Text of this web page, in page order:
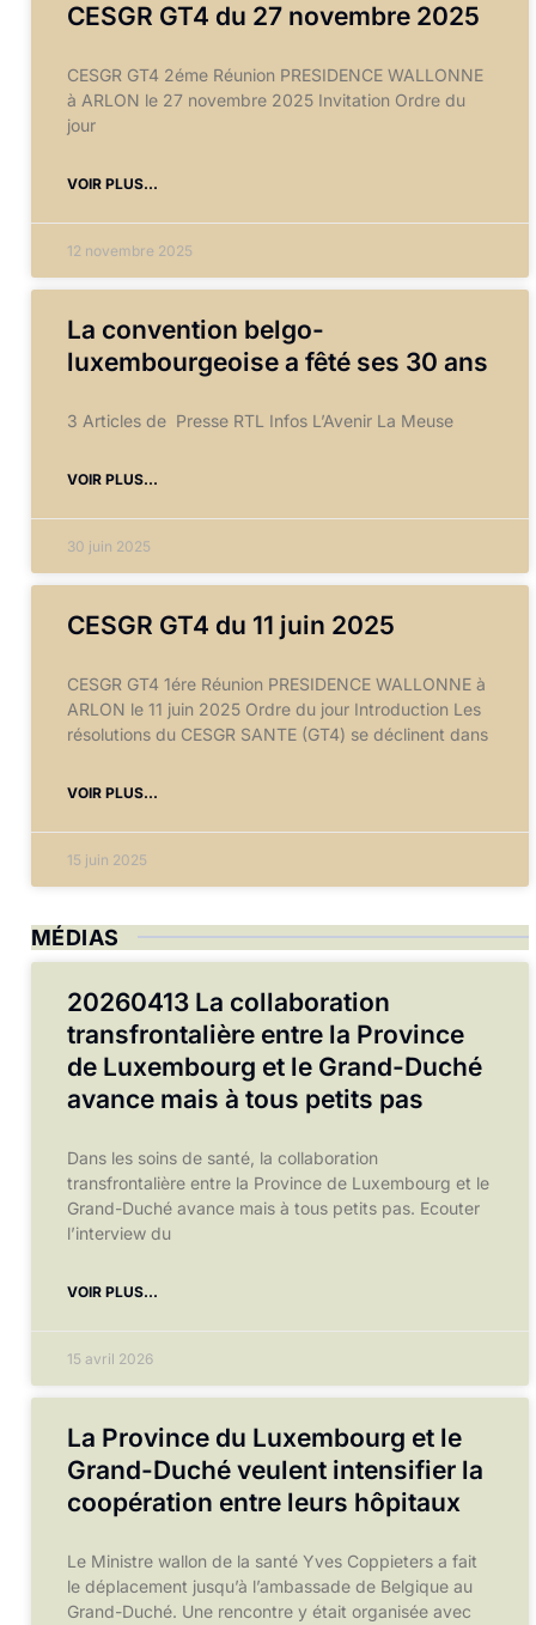
CESGR GT4 du 27 novembre 2025
CESGR GT4 2éme Réunion PRESIDENCE WALLONNE
à ARLON le 27 novembre 2025 Invitation Ordre du
jour
VOIR PLUS...
12 novembre 2025
La convention belgo-
luxembourgeoise a fêté ses 30 ans
3 Articles de Presse RTL Infos L’Avenir La Meuse
VOIR PLUS...
30 juin 2025
CESGR GT4 du 11 juin 2025
CESGR GT4 1ére Réunion PRESIDENCE WALLONNE à
ARLON le 11 juin 2025 Ordre du jour Introduction Les
résolutions du CESGR SANTE (GT4) se déclinent dans
VOIR PLUS...
15 juin 2025
MÉDIAS
20260413 La collaboration
transfrontalière entre la Province
de Luxembourg et le Grand-Duché
avance mais à tous petits pas
Dans les soins de santé, la collaboration
transfrontalière entre la Province de Luxembourg et le
Grand-Duché avance mais à tous petits pas. Ecouter
l’interview du
VOIR PLUS...
15 avril 2026
La Province du Luxembourg et le
Grand-Duché veulent intensifier la
coopération entre leurs hôpitaux
Le Ministre wallon de la santé Yves Coppieters a fait
le déplacement jusqu’à l’ambassade de Belgique au
Grand-Duché. Une rencontre y était organisée avec